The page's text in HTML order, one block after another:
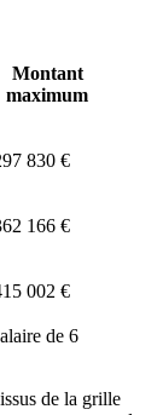
Montant
maximum
830 €
166 €
002 €
de 6
de la grille